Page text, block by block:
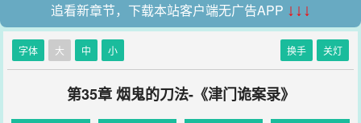
追看新章节，下载本站客户端无广告APP ↓↓↓
字体 大 中 小 换手 关灯
第35章 烟鬼的刀法-《津门诡案录》